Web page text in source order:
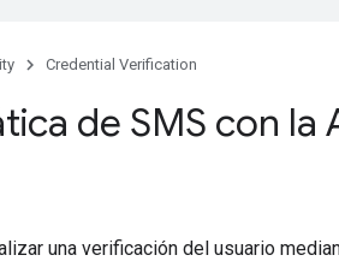
Credential Verification
de SMS con la
una verificación del usuario